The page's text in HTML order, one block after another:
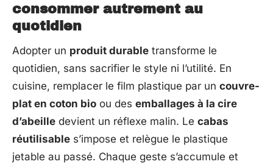
consommer autrement au
quotidien
Adopter un produit durable transforme le
quotidien, sans sacrifier le style ni l’utilité. En
cuisine, remplacer le film plastique par un couvre-
plat en coton bio ou des emballages à la cire
d’abeille devient un réflexe malin. Le cabas
réutilisable s’impose et relègue le plastique
jetable au passé. Chaque geste s’accumule et